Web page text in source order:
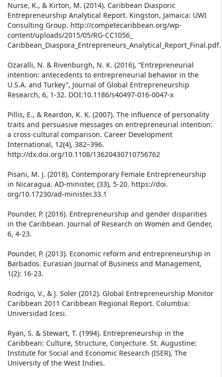
Nurse, K., & Kirton, M. (2014). Caribbean Diasporic
Entrepreneurship Analytical Report. Kingston, Jamaica: UWI
Consulting Group. http://competecaribbean.org/wp-
content/uploads/2015/05/RG-CC1056_
Caribbean_Diaspora_Entrepreneurs_Analytical_Report_Final.pdf.
Ozaralli, N. & Rivenburgh, N. K. (2016), “Entrepreneurial
intention: antecedents to entrepreneurial behavior in the
U.S.A. and Turkey”, Journal of Global Entrepreneurship
Research, 6, 1-32. DOI:10.1186/s40497-016-0047-x
Pillis, E., & Reardon, K. K. (2007). The influence of personality
traits and persuasive messages on entrepreneurial intention:
a cross-cultural comparison. Career Development
International, 12(4), 382–396.
http://dx.doi.org/10.1108/13620430710756762
Pisani, M. J. (2018). Contemporary Female Entrepreneurship
in Nicaragua. AD-minister, (33), 5-20. https://doi.
org/10.17230/ad-minister.33.1
Pounder, P. (2016). Entrepreneurship and gender disparities
in the Caribbean. Journal of Research on Women and Gender,
6, 4-23.
Pounder, P. (2013). Economic reform and entrepreneurship in
Barbados. Eurasian Journal of Business and Management,
1(2): 16-23.
Rodrigo, V., & J. Soler (2012). Global Entrepreneurship Monitor
Caribbean 2011 Caribbean Regional Report. Columbia:
Universidad Icesi.
Ryan, S. & Stewart, T. (1994). Entrepreneurship in the
Caribbean: Culture, Structure, Conjecture. St. Augustine:
Institute for Social and Economic Research (ISER), The
University of the West Indies.